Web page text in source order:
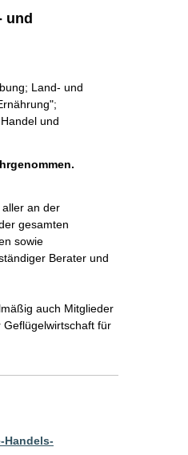
und
Land- und
und
an der
gesamten
sowie
Berater und
auch Mitglieder
für
Handels-